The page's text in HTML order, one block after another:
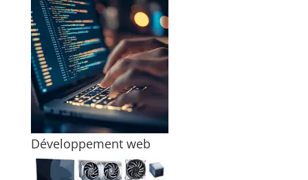
Développement web